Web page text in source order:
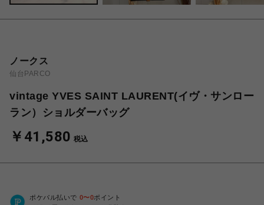
ノークス
仙台PARCO
vintage YVES SAINT LAURENT(イヴ・サンロー
ラン）ショルダーバッグ
￥41,580 税込
ポケパル払いで 0〜0ポイント